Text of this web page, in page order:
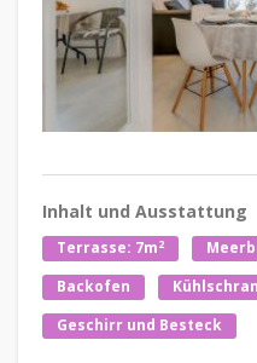
Inhalt und Ausstattung
Terrasse: 7m2
Backofen
Geschirr und Besteck